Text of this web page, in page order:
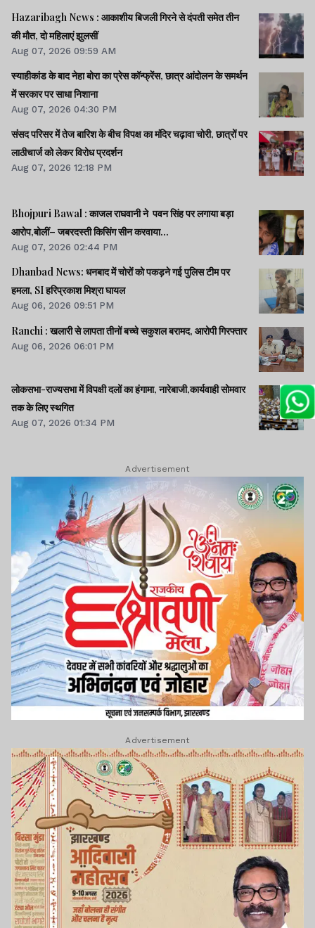
Hazaribagh News : आकाशीय बिजली गिरने से दंपती समेत तीन
की मौत, दो महिलाएं झुलसीं
Aug 07, 2026 09:59 AM
स्याहीकांड के बाद नेहा बोरा का प्रेस कॉन्फ्रेंस, छात्र आंदोलन के समर्थन
में सरकार पर साधा निशाना
Aug 07, 2026 04:30 PM
संसद परिसर में तेज बारिश के बीच विपक्ष का मंदिर चढ़ावा चोरी, छात्रों पर
लाठीचार्ज को लेकर विरोध प्रदर्शन
Aug 07, 2026 12:18 PM
Bhojpuri Bawal : काजल राघवानी ने पवन सिंह पर लगाया बड़ा
आरोप,बोलीं– जबरदस्ती किसिंग सीन करवाया...
Aug 07, 2026 02:44 PM
Dhanbad News: धनबाद में चोरों को पकड़ने गई पुलिस टीम पर
हमला, SI हरिप्रकाश मिश्रा घायल
Aug 06, 2026 09:51 PM
Ranchi : खलारी से लापता तीनों बच्चे सकुशल बरामद, आरोपी गिरफ्तार
Aug 06, 2026 06:01 PM
लोकसभा-राज्यसभा में विपक्षी दलों का हंगामा, नारेबाजी,कार्यवाही सोमवार
तक के लिए स्थगित
Aug 07, 2026 01:34 PM
Advertisement
Advertisement